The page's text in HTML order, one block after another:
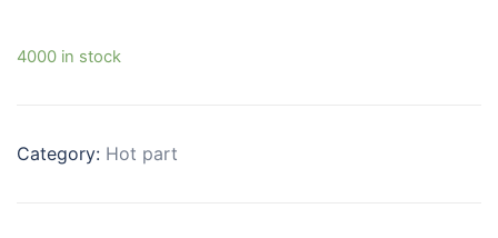
4000 in stock
Category: Hot part